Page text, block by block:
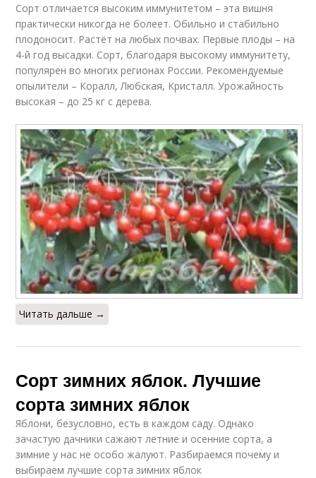
Сорт отличается высоким иммунитетом – эта вишня
практически никогда не болеет. Обильно и стабильно
плодоносит. Растёт на любых почвах. Первые плоды – на
4-й год высадки. Сорт, благодаря высокому иммунитету,
популярен во многих регионах России. Рекомендуемые
опылители – Коралл, Любская, Кристалл. Урожайность
высокая – до 25 кг с дерева.
Читать дальше →
Сорт зимних яблок. Лучшие
сорта зимних яблок
Яблони, безусловно, есть в каждом саду. Однако
зачастую дачники сажают летние и осенние сорта, а
зимние у нас не особо жалуют. Разбираемся почему и
выбираем лучшие сорта зимних яблок